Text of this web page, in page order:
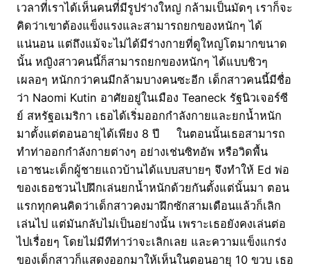
เวลาที่เราได้เห็นคนที่มีรูปร่างใหญ่ กล้ามเป็นมัดๆ เราก็จะ
คิดว่าเขาต้องแข็งแรงและสามารถยกของหนักๆ ได้
แน่นอน แต่ถึงแม้จะไม่ได้มีร่างกายที่ดูใหญ่โตมากขนาด
นั้น หญิงสาวคนนี้ก็สามารถยกของหนักๆ ได้แบบชิวๆ
เผลอๆ หนักกว่าคนมีกล้ามบางคนซะอีก เด็กสาวคนนี้มีชื่อ
ว่า Naomi Kutin อาศัยอยู่ในเมือง Teaneck รัฐนิวเจอร์ซี
ย์ สหรัฐอเมริกา เธอได้เริ่มออกกำลังกายและยกน้ำหนัก
มาตั้งแต่ตอนอายุได้เพียง 8 ปี ในตอนนั้นเธอสามารถ
ทำท่าออกกำลังกายต่างๆ อย่างเช่นซิทอัพ หรือวิดพื้น
เอาชนะเด็กผู้ชายแถวบ้านได้แบบสบายๆ จึงทำให้ Ed พ่อ
ของเธอชวนไปฝึกเล่นยกน้ำหนักด้วยกันตั้งแต่นั้นมา ตอน
แรกทุกคนคิดว่าเด็กสาวคงมาฝึกซักสามเดือนแล้วก็เลิก
เล่นไป แต่มันกลับไม่เป็นอย่างนั้น เพราะเธอยังคงเล่นต่อ
ไปเรื่อยๆ โดยไม่มีทีท่าว่าจะเลิกเลย และความแข็งแกร่ง
ของเด็กสาวก็แสดงออกมาให้เห็นในตอนอายุ 10 ขวบ เธอ